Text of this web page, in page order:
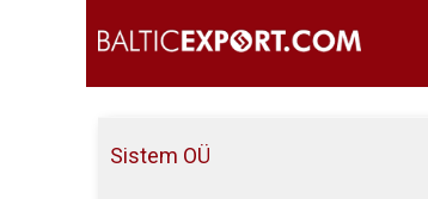
Sistem OÜ